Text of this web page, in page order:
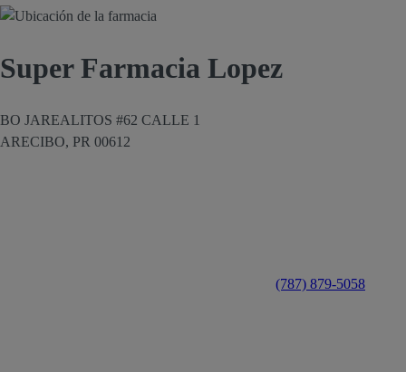
Super Farmacia Lopez
BO JAREALITOS #62 CALLE 1
ARECIBO, PR 00612
(787) 879-5058